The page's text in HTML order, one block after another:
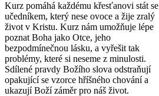
Kurz pomáhá každému křesťanovi stát se
učedníkem, který nese ovoce a žije zralý
život v Kristu. Kurz nám umožňuje lépe
poznat Boha jako Otce, jeho
bezpodmínečnou lásku, a vyřešit tak
problémy, které si neseme z minulosti.
Sdílené pravdy Božího slova odstraňují
opakující se vzorce hříšného chování a
ukazují Boží záměr pro náš život.